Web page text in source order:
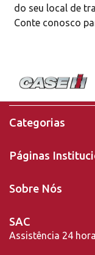
do seu local de
Conte conosco
Categorias
Páginas
Sobre Nós
SAC
Assistência 24